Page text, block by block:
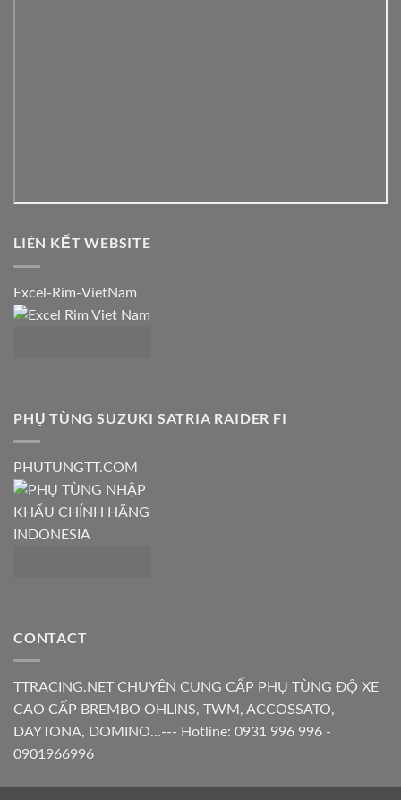
LIÊN KẾT WEBSITE
Excel-Rim-VietNam
PHỤ TÙNG SUZUKI SATRIA RAIDER FI
PHUTUNGTT.COM
CONTACT
TTRACING.NET CHUYÊN CUNG CẤP PHỤ TÙNG ĐỘ XE
CAO CẤP BREMBO OHLINS, TWM, ACCOSSATO,
DAYTONA, DOMINO...--- Hotline: 0931 996 996 -
0901966996